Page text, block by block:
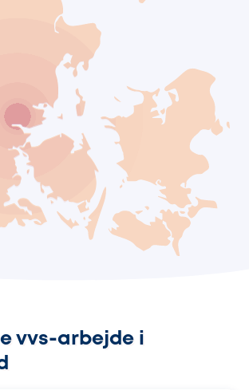
vvs-arbejde i